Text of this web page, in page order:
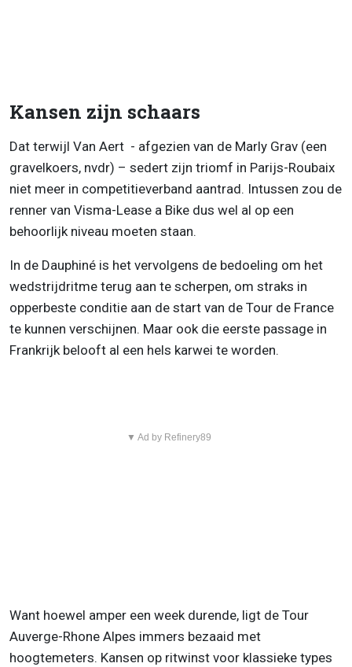
Kansen zijn schaars
Dat terwijl Van Aert - afgezien van de Marly Grav (een
gravelkoers, nvdr) – sedert zijn triomf in Parijs-Roubaix
niet meer in competitieverband aantrad. Intussen zou de
renner van Visma-Lease a Bike dus wel al op een
behoorlijk niveau moeten staan.
In de Dauphiné is het vervolgens de bedoeling om het
wedstrijdritme terug aan te scherpen, om straks in
opperbeste conditie aan de start van de Tour de France
te kunnen verschijnen. Maar ook die eerste passage in
Frankrijk belooft al een hels karwei te worden.
▼ Ad by Refinery89
Want hoewel amper een week durende, ligt de Tour
Auverge-Rhone Alpes immers bezaaid met
hoogtemeters. Kansen op ritwinst voor klassieke types